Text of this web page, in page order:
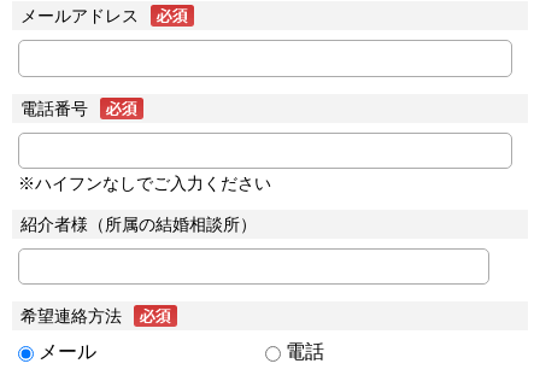
メールアドレス
電話番号
※ハイフンなしでご入力ください
紹介者様（所属の結婚相談所）
希望連絡方法
メール 電話